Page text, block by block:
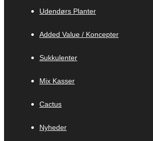
Udendørs Planter
Added Value / Koncepter
Sukkulenter
Mix Kasser
Cactus
Nyheder